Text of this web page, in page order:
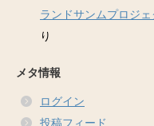
ランドサンムプロジ
り
メタ情報
ログイン
投稿フィード